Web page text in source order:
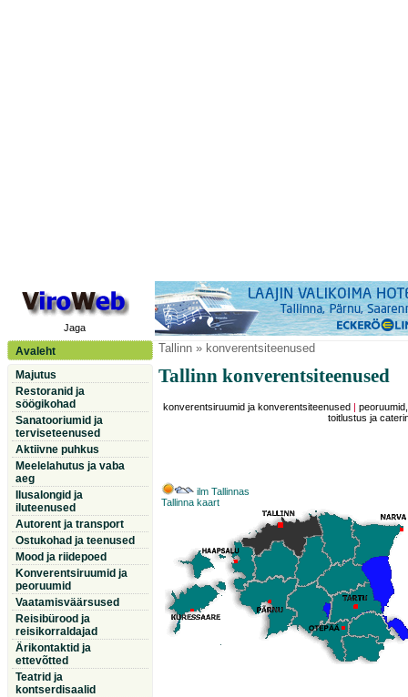
Jaga
Avaleht
Majutus
Restoranid ja
söögikohad
Sanatooriumid ja
terviseteenused
Aktiivne puhkus
Meelelahutus ja vaba
aeg
Ilusalongid ja
iluteenused
Autorent ja transport
Ostukohad ja teenused
Mood ja riidepoed
Konverentsiruumid ja
peoruumid
Vaatamisväärsused
Reisibürood ja
reisikorraldajad
Ärikontaktid ja
ettevõtted
Teatrid ja
kontserdisaalid
Tallinn » konverentsiteenused
Tallinn konverentsiteenused
konverentsiruumid ja konverentsiteenused |
toitlustus ja
ilm Tallinnas
Tallinna kaart